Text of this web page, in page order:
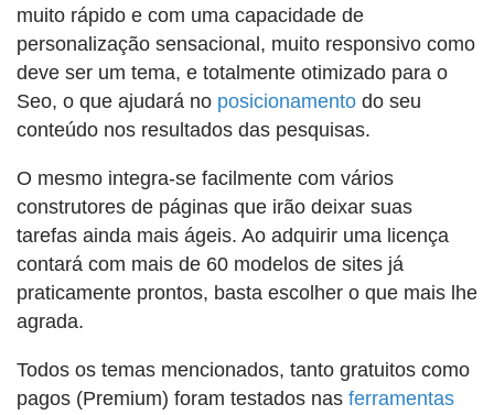
muito rápido e com uma capacidade de
personalização sensacional, muito responsivo como
deve ser um tema, e totalmente otimizado para o
Seo, o que ajudará no posicionamento do seu
conteúdo nos resultados das pesquisas.
O mesmo integra-se facilmente com vários
construtores de páginas que irão deixar suas
tarefas ainda mais ágeis. Ao adquirir uma licença
contará com mais de 60 modelos de sites já
praticamente prontos, basta escolher o que mais lhe
agrada.
Todos os temas mencionados, tanto gratuitos como
pagos (Premium) foram testados nas ferramentas